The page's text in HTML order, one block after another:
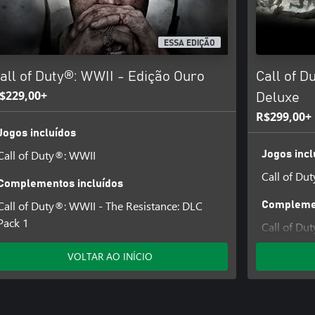
pois você será
OF DUTY WWII são marcas
e nomes comerciais são
de software licenciada
Inc.
ESSA EDIÇÃO
of Duty®: WWII - Edição Ouro
incluídos
of Duty®: WWII
incluídos
of Duty®: WWII - The Resistance: DLC
1
VOLTAR AO INÍCIO
Call of
Deluxe
R$299,00+
Jogos
Call of
Call of
de DLC 4
Call of
Zumbis.